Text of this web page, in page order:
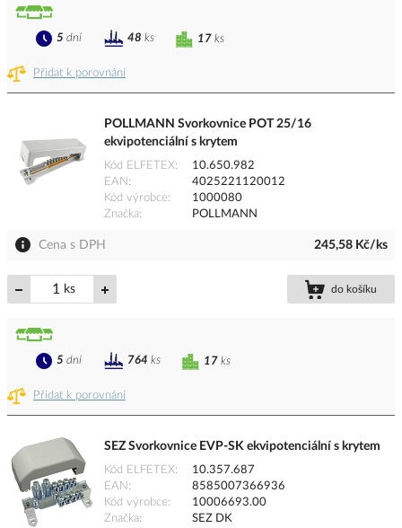
Přidat k porovnání
17 ks
5 dní 48 ks
POLLMANN Svorkovnice POT 25/16
ekvipotenciální s krytem
Kód ELFETEX
10.650.982
EAN
4025221120012
Kód výrobce
1000080
Značka
POLLMANN
Cena s DPH 245,58 Kč/ks
ks do košíku
Přidat k porovnání
17 ks
5 dní 764 ks
SEZ Svorkovnice EVP-SK ekvipotenciální s krytem
Kód ELFETEX
10.357.687
EAN
8585007366936
Kód výrobce
10006693.00
Značka
SEZ DK